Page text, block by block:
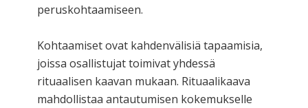
peruskohtaamiseen.
Kohtaamiset ovat kahdenvälisiä tapaamisia,
joissa osallistujat toimivat yhdessä
rituaalisen kaavan mukaan. Rituaalikaava
mahdollistaa antautumisen kokemukselle